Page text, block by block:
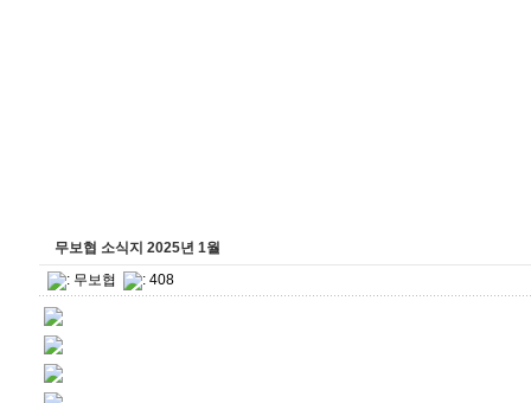
무보협 소식지 2025년 1월
: 무보협 : 408